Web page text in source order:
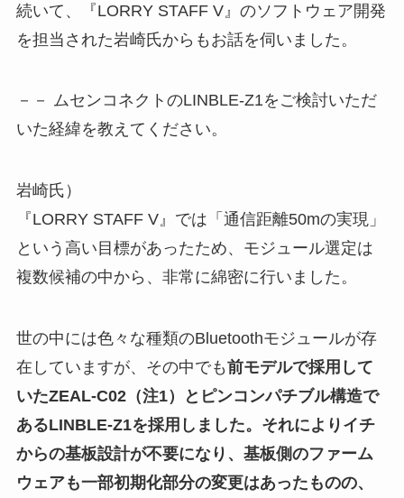
続いて、『LORRY STAFF V』のソフトウェア開発
を担当された岩崎氏からもお話を伺いました。
－－ ムセンコネクトのLINBLE-Z1をご検討いただ
いた経緯を教えてください。
岩崎氏）
『LORRY STAFF V』では「通信距離50mの実現」
という高い目標があったため、モジュール選定は
複数候補の中から、非常に綿密に行いました。
世の中には色々な種類のBluetoothモジュールが存
在していますが、その中でも前モデルで採用して
いたZEAL-C02（注1）とピンコンパチブル構造で
あるLINBLE-Z1を採用しました。それによりイチ
からの基板設計が不要になり、基板側のファーム
ウェアも一部初期化部分の変更はあったものの、